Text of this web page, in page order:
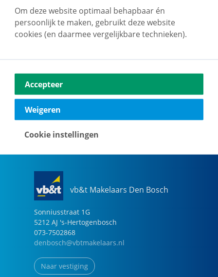
Vestdijk 180
5611 CZ Eindhoven
040-2696949
vb&t Makelaars Den Bosch
Sonniusstraat 1G
5212 AJ 's-Hertogenbosch
073-7502868
denbosch@vbtmakelaars.nl
Naar vestiging
Om deze website optimaal behapbaar én
persoonlijk te maken, gebruikt deze website
cookies (en daarmee vergelijkbare technieken).
Accepteer
Weigeren
Cookie instellingen